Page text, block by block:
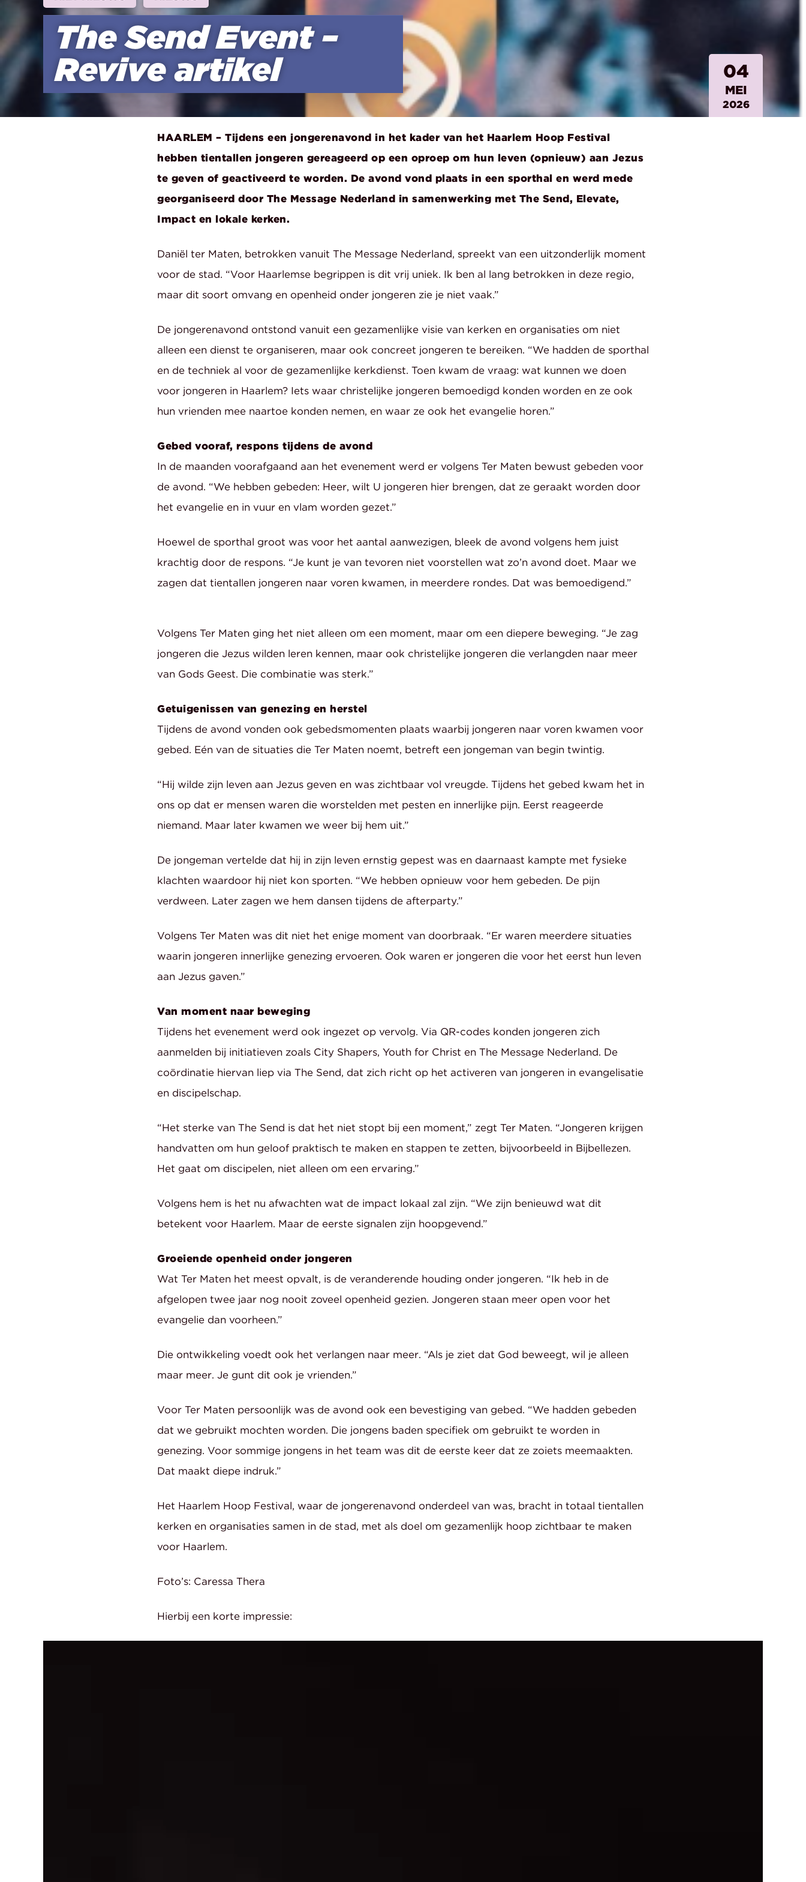
04
MEI
2026
The Send Event –
Revive artikel
HAARLEM – Tijdens een jongerenavond in het kader van het Haarlem Hoop Festival
hebben tientallen jongeren gereageerd op een oproep om hun leven (opnieuw) aan Jezus
te geven of geactiveerd te worden. De avond vond plaats in een sporthal en werd mede
georganiseerd door The Message Nederland in samenwerking met The Send, Elevate,
Impact en lokale kerken.
Daniël ter Maten, betrokken vanuit The Message Nederland, spreekt van een uitzonderlijk moment
voor de stad. “Voor Haarlemse begrippen is dit vrij uniek. Ik ben al lang betrokken in deze regio,
maar dit soort omvang en openheid onder jongeren zie je niet vaak.”
De jongerenavond ontstond vanuit een gezamenlijke visie van kerken en organisaties om niet
alleen een dienst te organiseren, maar ook concreet jongeren te bereiken. “We hadden de sporthal
en de techniek al voor de gezamenlijke kerkdienst. Toen kwam de vraag: wat kunnen we doen
voor jongeren in Haarlem? Iets waar christelijke jongeren bemoedigd konden worden en ze ook
hun vrienden mee naartoe konden nemen, en waar ze ook het evangelie horen.”
Gebed vooraf, respons tijdens de avond
In de maanden voorafgaand aan het evenement werd er volgens Ter Maten bewust gebeden voor
de avond. “We hebben gebeden: Heer, wilt U jongeren hier brengen, dat ze geraakt worden door
het evangelie en in vuur en vlam worden gezet.”
Hoewel de sporthal groot was voor het aantal aanwezigen, bleek de avond volgens hem juist
krachtig door de respons. “Je kunt je van tevoren niet voorstellen wat zo’n avond doet. Maar we
zagen dat tientallen jongeren naar voren kwamen, in meerdere rondes. Dat was bemoedigend.”
Volgens Ter Maten ging het niet alleen om een moment, maar om een diepere beweging. “Je zag
jongeren die Jezus wilden leren kennen, maar ook christelijke jongeren die verlangden naar meer
van Gods Geest. Die combinatie was sterk.”
Getuigenissen van genezing en herstel
Tijdens de avond vonden ook gebedsmomenten plaats waarbij jongeren naar voren kwamen voor
gebed. Eén van de situaties die Ter Maten noemt, betreft een jongeman van begin twintig.
“Hij wilde zijn leven aan Jezus geven en was zichtbaar vol vreugde. Tijdens het gebed kwam het in
ons op dat er mensen waren die worstelden met pesten en innerlijke pijn. Eerst reageerde
niemand. Maar later kwamen we weer bij hem uit.”
De jongeman vertelde dat hij in zijn leven ernstig gepest was en daarnaast kampte met fysieke
klachten waardoor hij niet kon sporten. “We hebben opnieuw voor hem gebeden. De pijn
verdween. Later zagen we hem dansen tijdens de afterparty.”
Volgens Ter Maten was dit niet het enige moment van doorbraak. “Er waren meerdere situaties
waarin jongeren innerlijke genezing ervoeren. Ook waren er jongeren die voor het eerst hun leven
aan Jezus gaven.”
Van moment naar beweging
Tijdens het evenement werd ook ingezet op vervolg. Via QR-codes konden jongeren zich
aanmelden bij initiatieven zoals City Shapers, Youth for Christ en The Message Nederland. De
coördinatie hiervan liep via The Send, dat zich richt op het activeren van jongeren in evangelisatie
en discipelschap.
“Het sterke van The Send is dat het niet stopt bij een moment,” zegt Ter Maten. “Jongeren krijgen
handvatten om hun geloof praktisch te maken en stappen te zetten, bijvoorbeeld in Bijbellezen.
Het gaat om discipelen, niet alleen om een ervaring.”
Volgens hem is het nu afwachten wat de impact lokaal zal zijn. “We zijn benieuwd wat dit
betekent voor Haarlem. Maar de eerste signalen zijn hoopgevend.”
Groeiende openheid onder jongeren
Wat Ter Maten het meest opvalt, is de veranderende houding onder jongeren. “Ik heb in de
afgelopen twee jaar nog nooit zoveel openheid gezien. Jongeren staan meer open voor het
evangelie dan voorheen.”
Die ontwikkeling voedt ook het verlangen naar meer. “Als je ziet dat God beweegt, wil je alleen
maar meer. Je gunt dit ook je vrienden.”
Voor Ter Maten persoonlijk was de avond ook een bevestiging van gebed. “We hadden gebeden
dat we gebruikt mochten worden. Die jongens baden specifiek om gebruikt te worden in
genezing. Voor sommige jongens in het team was dit de eerste keer dat ze zoiets meemaakten.
Dat maakt diepe indruk.”
Het Haarlem Hoop Festival, waar de jongerenavond onderdeel van was, bracht in totaal tientallen
kerken en organisaties samen in de stad, met als doel om gezamenlijk hoop zichtbaar te maken
voor Haarlem.
Foto’s: Caressa Thera
Hierbij een korte impressie: